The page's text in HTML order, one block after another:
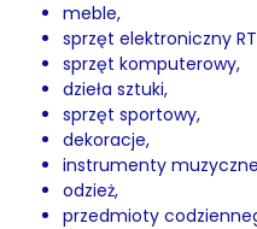
meble,
sprzęt elektroniczny
sprzęt komputerowy,
dzieła sztuki,
sprzęt sportowy,
dekoracje,
instrumenty
odzież,
przedmioty